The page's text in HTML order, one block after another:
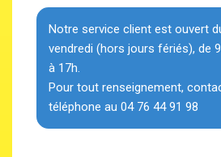
Notre service client est ouvert
vendredi (hors jours fériés), de
à 17h.
Pour tout renseignement,
téléphone au 04 76 44 91 98